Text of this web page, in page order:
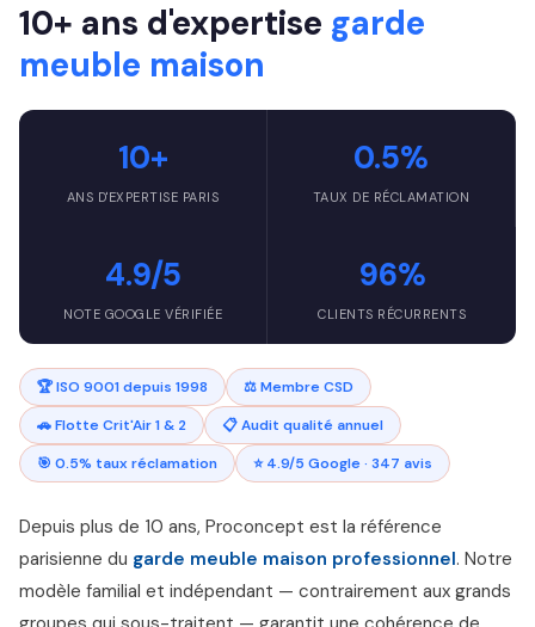
10+ ans d'expertise garde
meuble maison
10+
ANS D'EXPERTISE PARIS
0.5%
TAUX DE RÉCLAMATION
4.9/5
NOTE GOOGLE VÉRIFIÉE
96%
CLIENTS RÉCURRENTS
🏆 ISO 9001 depuis 1998
⚖️ Membre CSD
🚗 Flotte Crit'Air 1 & 2
📋 Audit qualité annuel
🎯 0.5% taux réclamation
⭐ 4.9/5 Google · 347 avis
Depuis plus de 10 ans, Proconcept est la référence
parisienne du garde meuble maison professionnel. Notre
modèle familial et indépendant — contrairement aux grands